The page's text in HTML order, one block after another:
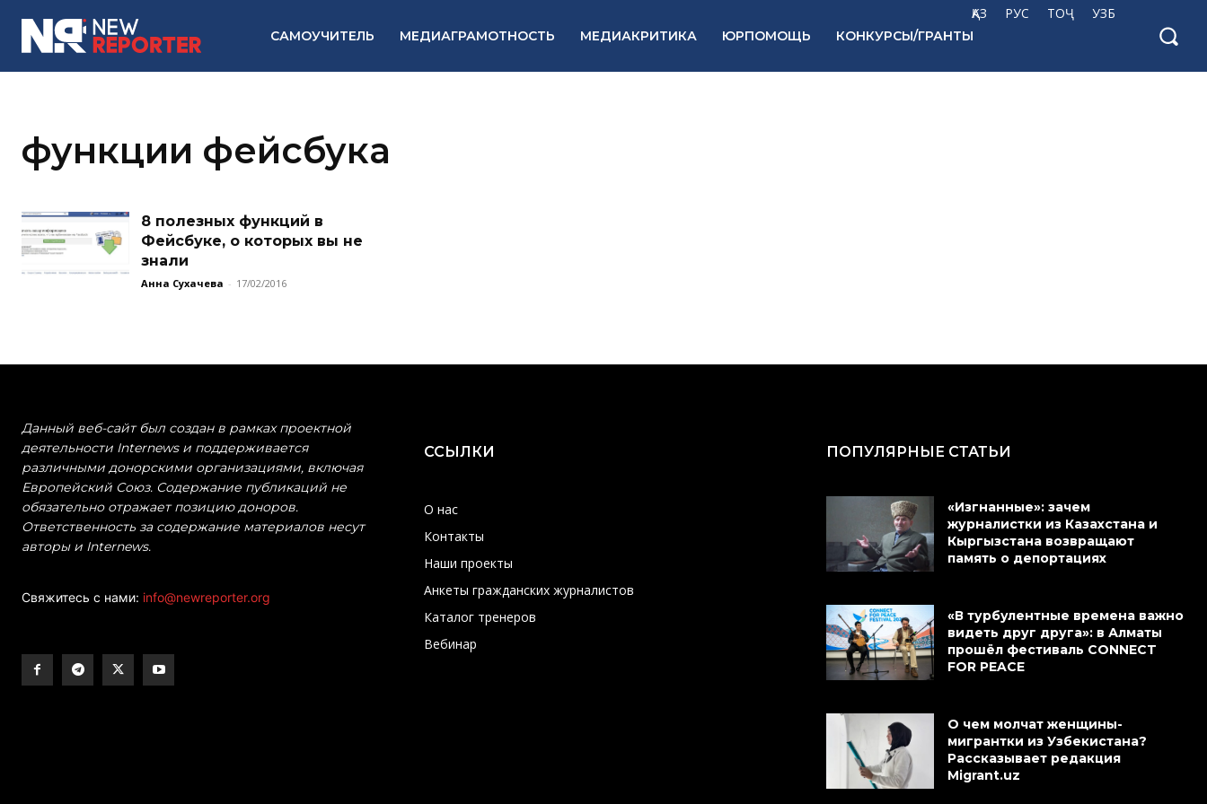
ҚАЗ РУС ТОҶ УЗБ
САМОУЧИТЕЛЬ МЕДИАГРАМОТНОСТЬ МЕДИАКРИТИКА ЮРПОМОЩЬ КОНКУРСЫ/ГРАНТЫ
функции фейсбука
8 полезных функций в
Фейсбуке, о которых вы не
знали
Анна Сухачева - 17/02/2016
Данный веб-сайт был создан в рамках проектной
деятельности Internews и поддерживается
различными донорскими организациями, включая
Европейский Союз. Содержание публикаций не
обязательно отражает позицию доноров.
Ответственность за содержание материалов несут
авторы и Internews.
Свяжитесь с нами: info@newreporter.org
ССЫЛКИ
О нас
Контакты
Наши проекты
Анкеты гражданских журналистов
Каталог тренеров
Вебинар
ПОПУЛЯРНЫЕ СТАТЬИ
«Изгнанные»: зачем
журналистки из Казахстана и
Кыргызстана возвращают
память о депортациях
«В турбулентные времена важно
видеть друг друга»: в Алматы
прошёл фестиваль CONNECT
FOR PEACE
О чем молчат женщины-
мигрантки из Узбекистана?
Рассказывает редакция
Migrant.uz